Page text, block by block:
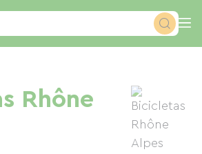
Rhône
cookies